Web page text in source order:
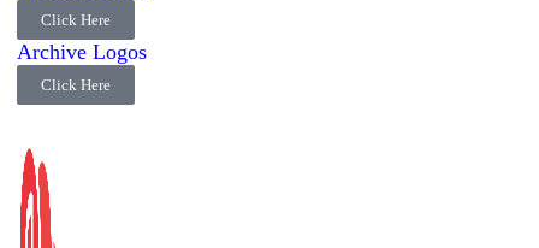
Click Here
Archive Logos
Click Here